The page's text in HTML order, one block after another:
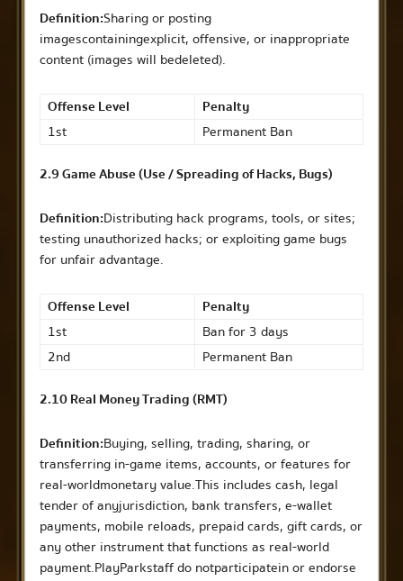
Definition:Sharing or posting
images containing explicit, offensive, or inappropriate
content (images will be deleted).
Offense Level
Penalty
1st
Permanent Ban
2.9 Game Abuse (Use / Spreading of Hacks, Bugs)
Definition:Distributing hack programs, tools, or sites;
testing unauthorized hacks; or exploiting game bugs
for unfair advantage.
Offense Level
Penalty
1st
Ban for 3 days
2nd
Permanent Ban
2.10 Real Money Trading (RMT)
Definition:Buying, selling, trading, sharing, or
transferring in-game items, accounts, or features for
real-world monetary value. This includes cash, legal
tender of any jurisdiction, bank transfers, e-wallet
payments, mobile reloads, prepaid cards, gift cards, or
any other instrument that functions as real-world
payment. PlayPark staff do not participate in or endorse